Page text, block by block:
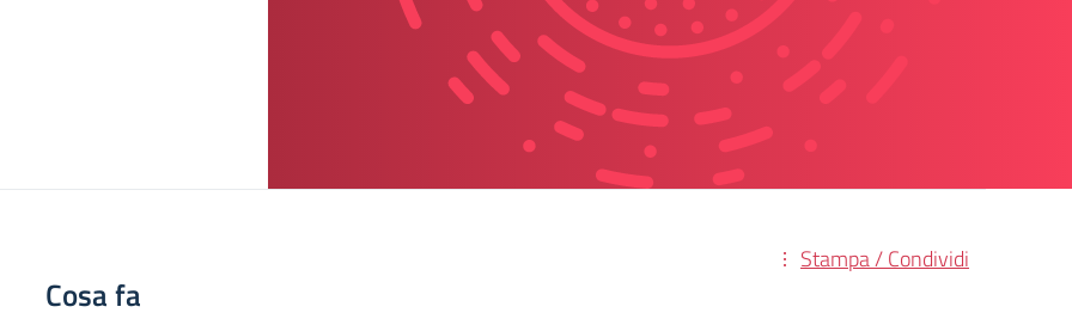
Stampa / Condividi
Cosa fa